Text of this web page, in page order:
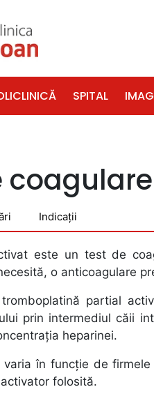
SPITAL
coagulare
Indicații
este un test de
o anticoagulare
partial
prin intermediul căii
heparinei.
în funcţie de
folosită.